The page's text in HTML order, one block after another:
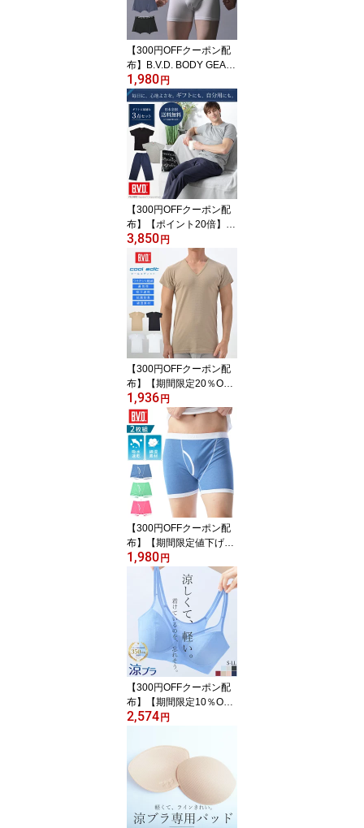
【300円OFFクーポン配
布】B.V.D. BODY GEAR
ボクサーパンツ メンズイ
ンナー ブリーフ アンダ
ーウェア 男性 下着 パン
ツ BVD ボディギア
1,980 円
【300円OFFクーポン配
布】【ポイント20倍】送
料無料 ギフト B.V.D. リ
ラクシングパンツ＋Tシ
ャツ2枚セット プレゼン
ト リラクシング ルーム
ウェア 男性 メンズ 父の
日 テーパード イージー
パンツ
3,850 円
【300円OFFクーポン配
布】【期間限定20％OFF
セール】BVD クールエデ
ィット ワキ汗対策 17cm
Vネック2分袖Tシャツ 吸
水速乾 抗菌防臭 半袖 メ
ンズ 男性 インナーウェ
ア クールビズ COOL BIZ
下着 肌着 ビジネス V首
脇汗防止 汗取り
1,936 円
【300円OFFクーポン配
布】【期間限定値下げセ
ール】【メール便送料無
料】2枚セット B.V.D. パ
イピングボクサーパンツ
吸水速乾 配色 ポップカ
ラー メンズ アンダーウ
ェア 男性下着 肌着 BVD
インナーウェア
1,980 円
【300円OFFクーポン配
布】【期間限定10％OFF
セール】涼ブラ ノンワイ
枚 ランキング1位 S〜LL
涼しいメッシュ 吸水速乾
汗取り 通気性 スズブラ
ジャー 夏 ナイト 下着 イ
ンナー レディース 防災
害 BVD 登山 アウトドア
2,574 円